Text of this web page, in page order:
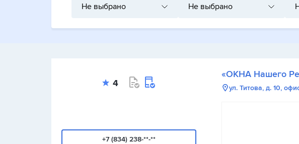
Не выбрано Не выбрано
4
+7 (834) 238-**-**
«ОКНА Нашего
ул. Титова, д. 10,